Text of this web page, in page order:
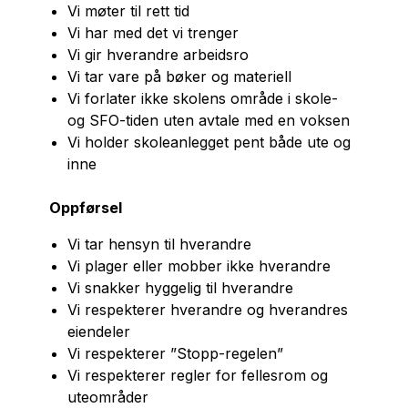
Vi møter til rett tid
Vi har med det vi trenger
Vi gir hverandre arbeidsro
Vi tar vare på bøker og materiell
Vi forlater ikke skolens område i skole-
og SFO-tiden uten avtale med en voksen
Vi holder skoleanlegget pent både ute og
inne
Oppførsel
Vi tar hensyn til hverandre
Vi plager eller mobber ikke hverandre
Vi snakker hyggelig til hverandre
Vi respekterer hverandre og hverandres
eiendeler
Vi respekterer ”Stopp-regelen”
Vi respekterer regler for fellesrom og
uteområder